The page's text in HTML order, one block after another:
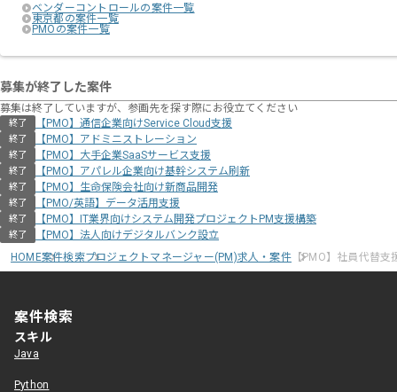
ベンダーコントロールの案件一覧
東京都の案件一覧
PMOの案件一覧
募集が終了した案件
募集は終了していますが、参画先を探す際にお役立てください
終了 【PMO】通信企業向けService Cloud支援
終了 【PMO】アドミニストレーション
終了 【PMO】大手企業SaaSサービス支援
終了 【PMO】アパレル企業向け基幹システム刷新
終了 【PMO】生命保険会社向け新商品開発
終了 【PMO/英語】データ活用支援
終了 【PMO】IT業界向けシステム開発プロジェクトPM支援構築
終了
【PMO】法人向けデジタルバンク設立
HOME案件検索プロジェクトマネージャー(PM)求人・案件【PMO】社員代替支
案件検索
スキル
Java
Python